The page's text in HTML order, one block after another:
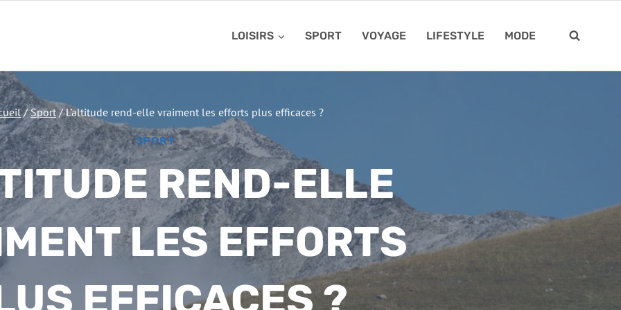
LOISIRS SPORT VOYAGE LIFESTYLE MODE
/ Sport / L’altitude rend-elle vraiment les efforts plus efficaces ?
SPORT
REND-ELLE
LES EFFORTS
EFFICACES ?